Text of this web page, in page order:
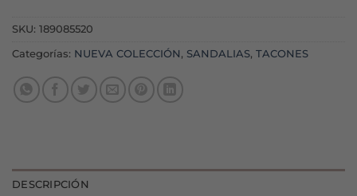
SKU: 189085520
Categorías: NUEVA COLECCIÓN , SANDALIAS, TACONES
DESCRIPCIÓN